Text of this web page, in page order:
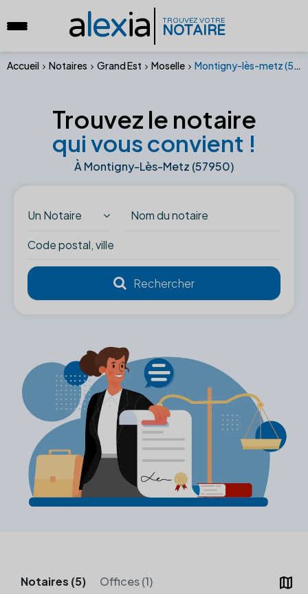
alexia TROUVEZ VOTRE
NOTAIRE
Accueil Notaires Grand Est Moselle Montigny-lès-metz (57950)
Trouvez le notaire
qui vous convient !
À Montigny-Lès-Metz (57950)
Un Notaire
map
Notaires (5) Offices (1)